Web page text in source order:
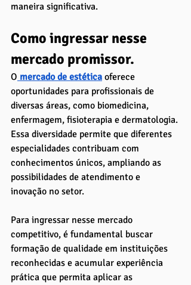
maneira significativa.
Como ingressar nesse
mercado promissor.
O mercado de estética oferece
oportunidades para profissionais de
diversas áreas, como biomedicina,
enfermagem, fisioterapia e dermatologia.
Essa diversidade permite que diferentes
especialidades contribuam com
conhecimentos únicos, ampliando as
possibilidades de atendimento e
inovação no setor.
Para ingressar nesse mercado
competitivo, é fundamental buscar
formação de qualidade em instituições
reconhecidas e acumular experiência
prática que permita aplicar as